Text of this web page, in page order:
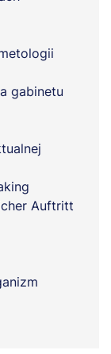
gabinetu
Auftritt